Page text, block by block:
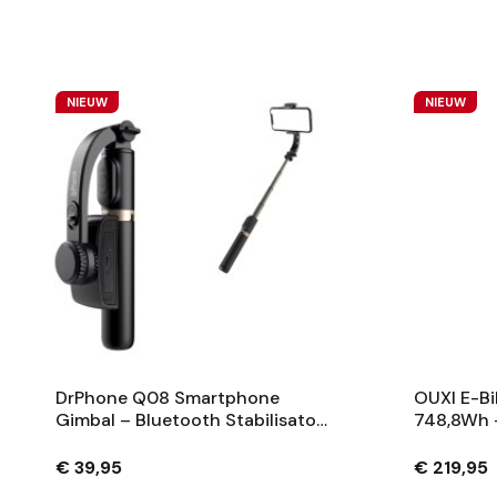
NIEUW
DrPhone Q08 Smartphone
Gimbal – Bluetooth Stabilisator
Zwart
€ 39,95
NIEUW
OUXI E-
748,8Wh
Sleutels
€ 219,95